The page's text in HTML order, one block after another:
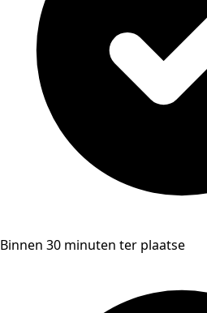
Binnen 30 minuten ter plaatse